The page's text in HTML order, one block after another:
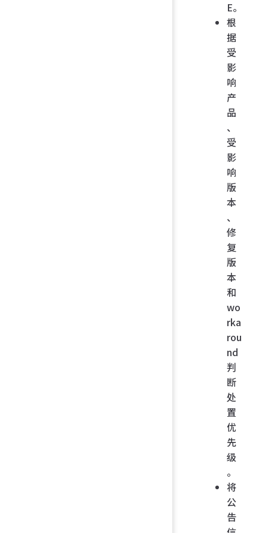
E。
根
据
受
影
响
产
品
、
受
影
响
版
本
、
修
复
版
本
和
wo
rka
rou
nd
判
断
处
置
优
先
级
。
将
公
告